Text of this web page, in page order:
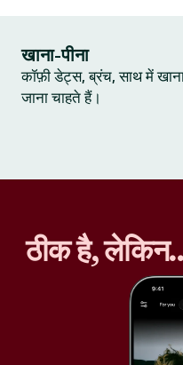
खाना-पीना
कॉफ़ी डेट्स, ब्रंच, साथ में
जाना चाहते हैं।
ठीक है,